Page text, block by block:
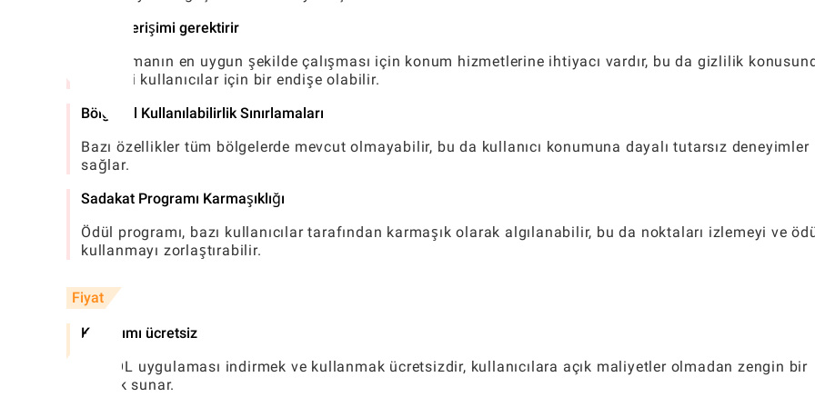
Konum erişimi gerektirir
Uygulamanın en uygun şekilde çalışması için konum hizmetlerine ihtiyacı vardır, bu da gizlilik
endişeli kullanıcılar için bir endişe olabilir.
Bölgesel Kullanılabilirlik Sınırlamaları
Bazı özellikler tüm bölgelerde mevcut olmayabilir, bu da kullanıcı konumuna dayalı tutarsız deneyimler
sağlar.
Sadakat Programı Karmaşıklığı
Ödül programı, bazı kullanıcılar tarafından karmaşık olarak algılanabilir, bu da noktaları izlemeyi ve
kullanmayı zorlaştırabilir.
Fiyat
Kullanımı ücretsiz
AMPOL uygulaması indirmek ve kullanmak ücretsizdir, kullanıcılara açık maliyetler olmadan zengin bir
özellik sunar.